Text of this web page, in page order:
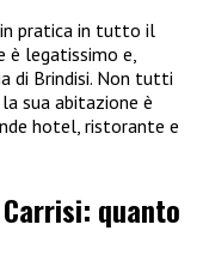
pratica in tutto il
è legatissimo e,
di Brindisi. Non tutti
sua abitazione è
hotel, ristorante e
quanto